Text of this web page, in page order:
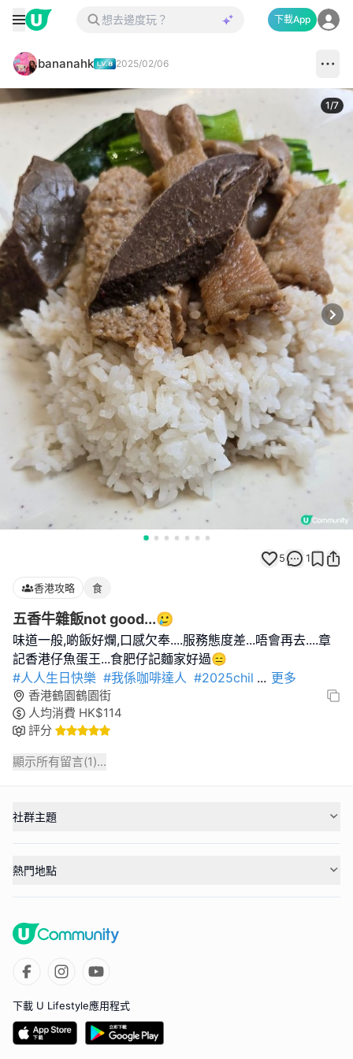
下載App
bananahk 2025/02/06
1/7
5 1
香港攻略 食
五香牛雜飯not good...🥲
味道一般,啲飯好爛,口感欠奉....服務態度差...唔會再去....章
#人人生日快樂 #我係咖啡達人 #2025chil ... 更多
香港鶴園鶴園街
人均消費 HK$114
評分
顯示所有留言(1)...
社群主題
熱門地點
下載 U Lifestyle應用程式